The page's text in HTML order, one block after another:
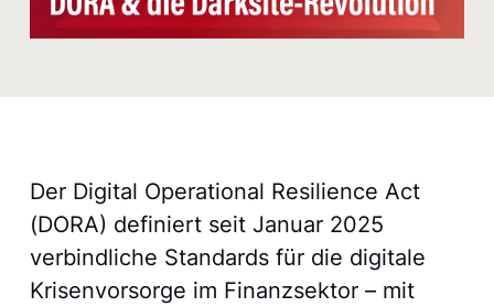
Der Digital Operational Resilience Act
(DORA) definiert seit Januar 2025
verbindliche Standards für die digitale
Krisenvorsorge im Finanzsektor – mit